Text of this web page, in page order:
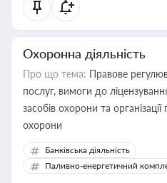
Охоронна діяльність
Про що тема: Правове
послуг, вимоги до
засобів охорони та організації
охорони
Банківська діяльність
Паливно-енергетичний